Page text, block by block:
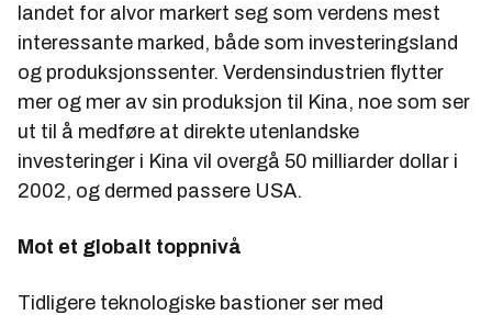
landet for alvor markert seg som verdens mest
interessante marked, både som investeringsland
og produksjonssenter. Verdensindustrien flytter
mer og mer av sin produksjon til Kina, noe som ser
ut til å medføre at direkte utenlandske
investeringer i Kina vil overgå 50 milliarder dollar i
2002, og dermed passere USA.
Mot et globalt toppnivå
Tidligere teknologiske bastioner ser med